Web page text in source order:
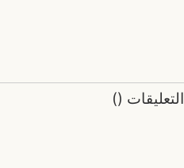
التعليقات (
)